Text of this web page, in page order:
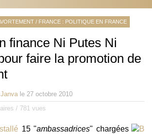
/ FRANCE : POLITIQUE EN FRANCE
finance Ni Putes Ni
faire la promotion de
le 27 octobre 2010
/ 781 vues
15 "ambassadrices"chargées